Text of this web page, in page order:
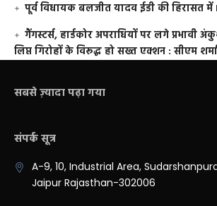
पूर्व विधायक बलजीत यादव ईडी की हिरासत में
गैंगस्टर्स, हार्डकोर अपराधियों पर लगे प्रभावी
लिप्त गिरोहों के विरूद्ध हो सख्त एक्शन : सीएम शर्मा
सबसे ज़्यादा पढ़ा गया
संपर्क सूत्र
A-9, 10, Industrial Area,
Jaipur Rajasthan-302006